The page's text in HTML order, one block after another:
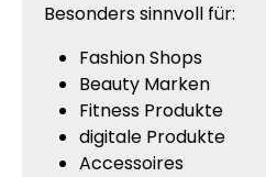
Besonders sinnvoll für:
Fashion Shops
Beauty Marken
Fitness Produkte
digitale Produkte
Accessoires